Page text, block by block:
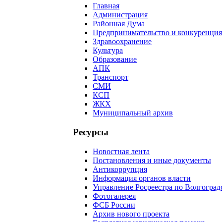
Главная
Администрация
Районная Дума
Предпринимательство и конкуренция
Здравоохранение
Культура
Образование
АПК
Транспорт
СМИ
КСП
ЖКХ
Муниципальный архив
Ресурсы
Новостная лента
Постановления и иные документы
Антикоррупция
Информация органов власти
Управление Росреестра по
Фотогалерея
ФСБ России
Архив нового проекта